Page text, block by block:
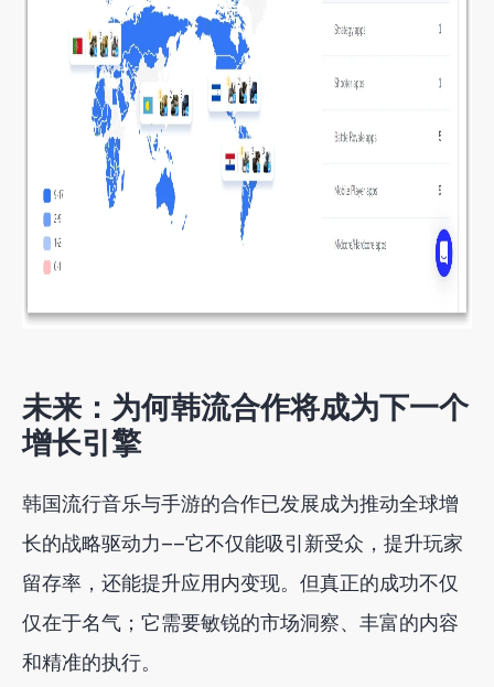
未来：为何韩流合作将成为下一个
增长引擎
韩国流行音乐与手游的合作已发展成为推动全球增
长的战略驱动力——它不仅能吸引新受众，提升玩家
留存率，还能提升应用内变现。但真正的成功不仅
仅在于名气；它需要敏锐的市场洞察、丰富的内容
和精准的执行。